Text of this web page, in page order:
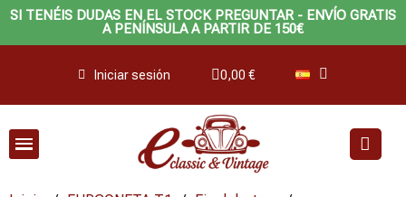
SI TENÉIS DUDAS EN EL STOCK PREGUNTAR - ENVÍO GRATIS
A PENÍNSULA A PARTIR DE 150€
Iniciar sesión 0,00 €